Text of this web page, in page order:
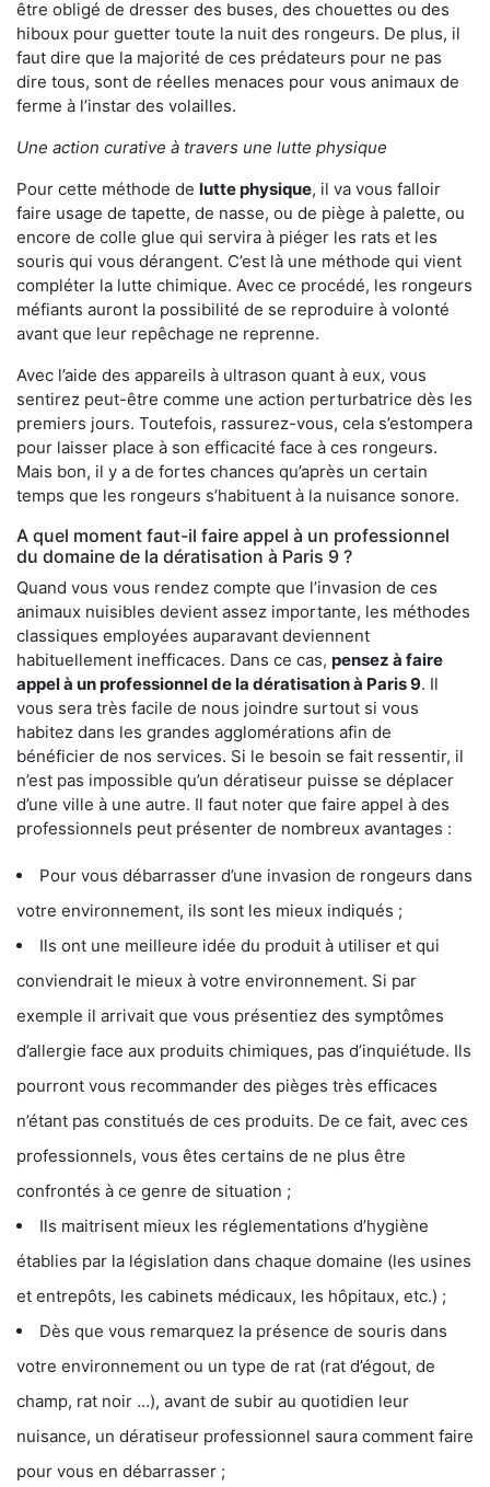
être obligé de dresser des buses, des chouettes ou des
hiboux pour guetter toute la nuit des rongeurs. De plus, il
faut dire que la majorité de ces prédateurs pour ne pas
dire tous, sont de réelles menaces pour vous animaux de
ferme à l’instar des volailles.
Une action curative à travers une lutte physique
Pour cette méthode de lutte physique, il va vous falloir
faire usage de tapette, de nasse, ou de piège à palette, ou
encore de colle glue qui servira à piéger les rats et les
souris qui vous dérangent. C’est là une méthode qui vient
compléter la lutte chimique. Avec ce procédé, les rongeurs
méfiants auront la possibilité de se reproduire à volonté
avant que leur repêchage ne reprenne.
Avec l’aide des appareils à ultrason quant à eux, vous
sentirez peut-être comme une action perturbatrice dès les
premiers jours. Toutefois, rassurez-vous, cela s’estompera
pour laisser place à son efficacité face à ces rongeurs.
Mais bon, il y a de fortes chances qu’après un certain
temps que les rongeurs s’habituent à la nuisance sonore.
A quel moment faut-il faire appel à un professionnel
du domaine de la dératisation à Paris 9 ?
Quand vous vous rendez compte que l’invasion de ces
animaux nuisibles devient assez importante, les méthodes
classiques employées auparavant deviennent
habituellement inefficaces. Dans ce cas, pensez à faire
appel à un professionnel de la dératisation à Paris 9. Il
vous sera très facile de nous joindre surtout si vous
habitez dans les grandes agglomérations afin de
bénéficier de nos services. Si le besoin se fait ressentir, il
n’est pas impossible qu’un dératiseur puisse se déplacer
d’une ville à une autre. Il faut noter que faire appel à des
professionnels peut présenter de nombreux avantages :
Pour vous débarrasser d’une invasion de rongeurs dans
votre environnement, ils sont les mieux indiqués ;
Ils ont une meilleure idée du produit à utiliser et qui
conviendrait le mieux à votre environnement. Si par
exemple il arrivait que vous présentiez des symptômes
d’allergie face aux produits chimiques, pas d’inquiétude. Ils
pourront vous recommander des pièges très efficaces
n’étant pas constitués de ces produits. De ce fait, avec ces
professionnels, vous êtes certains de ne plus être
confrontés à ce genre de situation ;
Ils maitrisent mieux les réglementations d’hygiène
établies par la législation dans chaque domaine (les usines
et entrepôts, les cabinets médicaux, les hôpitaux, etc.) ;
Dès que vous remarquez la présence de souris dans
votre environnement ou un type de rat (rat d’égout, de
champ, rat noir …), avant de subir au quotidien leur
nuisance, un dératiseur professionnel saura comment faire
pour vous en débarrasser ;